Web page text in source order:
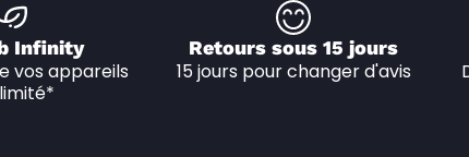
Infinity
vos appareils
Retours sous 15 jours
15 jours pour changer d'avis